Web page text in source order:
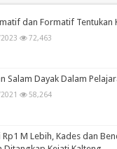
dan Formatif Tentukan
72,463
Salam Dayak Dalam
58,264
M Lebih, Kades dan